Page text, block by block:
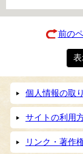
前の
個人情報の取
サイトの利用
リンク・著作